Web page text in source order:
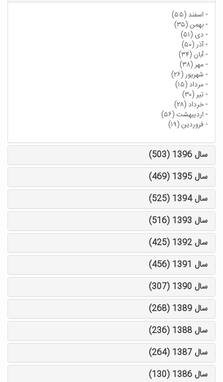
- اسفند (۵۵)
-بهمن (۳۵)
- دی (۵۱)
-آذر (۵۰)
-آبان (۳۴)
-مهر (۳۸)
- شهریور (۲۶)
-مرداد (۱۵)
-تیر (۳۰)
-خرداد (۲۸)
- اردیبهشت (۵۶)
- فروردین (۱۹)
سال 1396 (503)
سال 1395 (469)
سال 1394 (525)
سال 1393 (516)
سال 1392 (425)
سال 1391 (456)
سال 1390 (307)
سال 1389 (268)
سال 1388 (236)
سال 1387 (264)
سال 1386 (130)